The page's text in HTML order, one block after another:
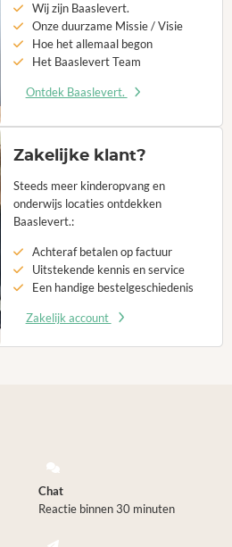
Wij zijn Baaslevert.
Onze duurzame Missie / Visie
Hoe het allemaal begon
Het Baaslevert Team
Ontdek Baaslevert.
Zakelijke klant?
Steeds meer kinderopvang en
onderwijs locaties ontdekken
Baaslevert.:
Achteraf betalen op factuur
Uitstekende kennis en service
Een handige bestelgeschiedenis
Zakelijk account
Chat
Reactie binnen 30 minuten